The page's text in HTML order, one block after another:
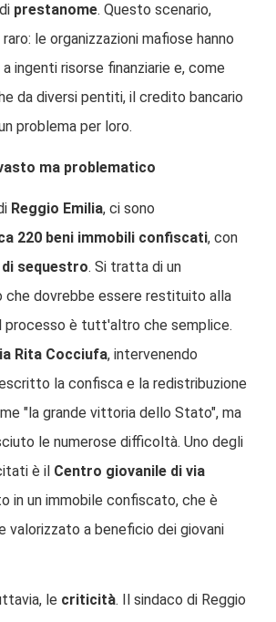
prestanome. Questo scenario,
le organizzazioni mafiose hanno
ingenti risorse finanziarie e, come
da diversi pentiti, il credito bancario
problema per loro.
ma problematico
Reggio Emilia, ci sono
220 beni immobili confiscati, con
sequestro. Si tratta di un
che dovrebbe essere restituito alla
è tutt'altro che semplice.
Rita Cocciufa, intervenendo
la confisca e la redistribuzione
"la grande vittoria dello Stato", ma
le numerose difficoltà. Uno degli
è il Centro giovanile di via
in un immobile confiscato, che è
a beneficio dei giovani
le criticità. Il sindaco di Reggio